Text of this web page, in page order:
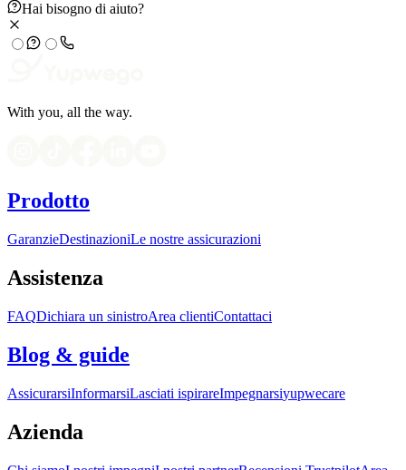
Hai bisogno di aiuto?
With you, all the way.
Prodotto
GaranzieDestinazioniLe nostre assicurazioni
Assistenza
FAQDichiara un sinistroArea clientiContattaci
Blog & guide
AssicurarsiInformarsiLasciati ispirareImpegnarsiyupwecare
Azienda